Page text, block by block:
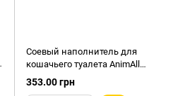
Соевый наполнитель для
кошачьего туалета AnimAll
TOFU с активированным углем
комкующийся, 2,6кг/6 л
353.00 грн